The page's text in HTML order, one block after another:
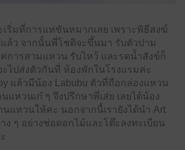
มที่การแห่ขันหมากเลย เพราะพิธีสงฆ์
แล้ว จากนั้นพี่โชติจะขึ้นมา รับตัวปาม
การสวมแหวน รับไหว้ และรดน้ำสังข์ก็
ะไปส่งตัวกันที่ ห้องพักในโรงแรมค่ะ
แล้วมีน้อง Labubu ตัวที่ถือกล่องแหวน
แหวนเก๋ ๆ จึงปรึกษาพี่เส่ย เลยได้น้อง
แหวนให้ค่ะ นอกจากนี้เรายังได้นํา Art
ง ๆ อย่างช่อดอกไม้และโต๊ะลงทะเบียน